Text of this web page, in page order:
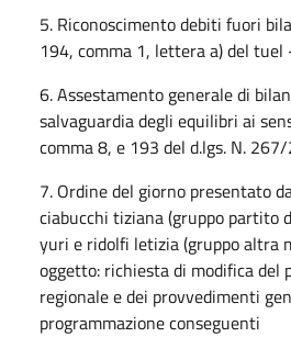
5. Riconoscimento debiti fuori
194, comma 1, lettera a) del
6. Assestamento generale di
salvaguardia degli equilibri ai
comma 8, e 193 del d.lgs. N.
7. Ordine del giorno presentato
ciabucchi tiziana (gruppo partito
yuri e ridolfi letizia (gruppo altra
oggetto: richiesta di modifica del
regionale e dei provvedimenti
programmazione conseguenti